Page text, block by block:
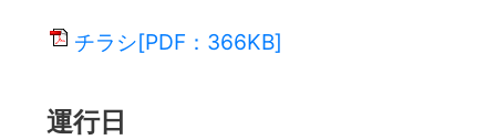
チラシ[PDF：366KB]
運行日